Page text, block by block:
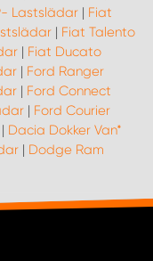
Lastslädar | Fiat
| Fiat Talento
| Fiat Ducato
| Ford Ranger
| Ford Connect
| Ford Courier
| Dacia Dokker Van*
| Dodge Ram